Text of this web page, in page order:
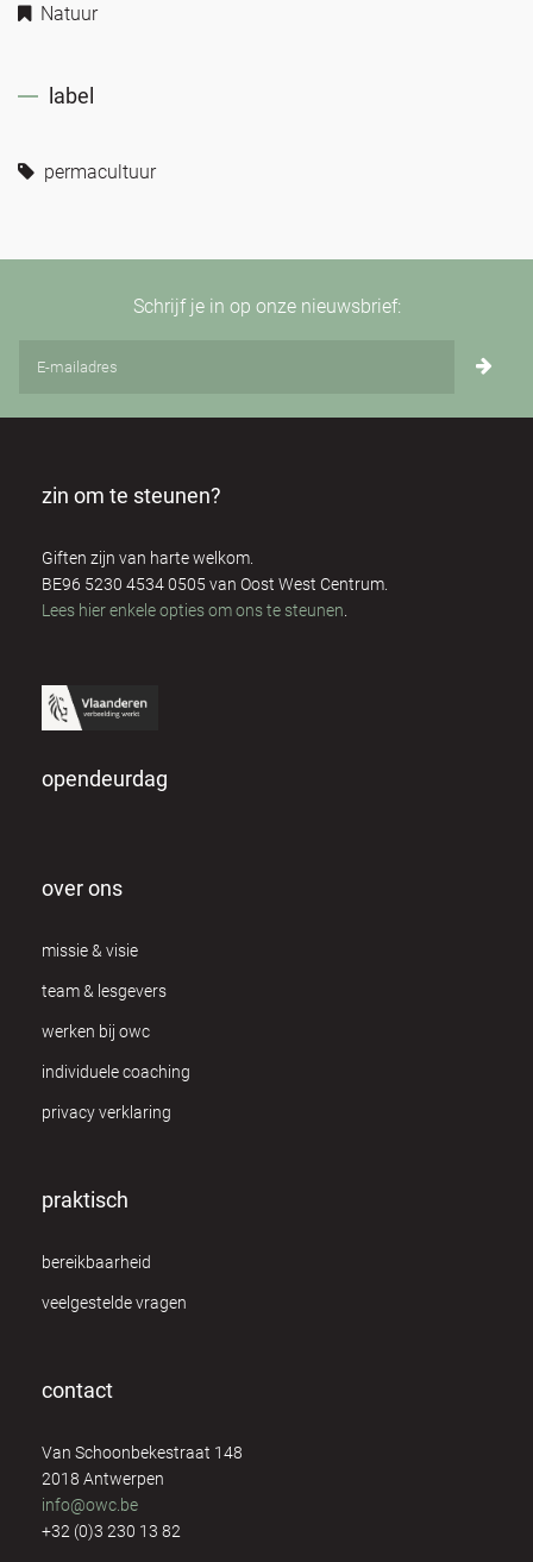
Natuur
label
permacultuur
Schrijf je in op onze nieuwsbrief:
zin om te steunen?
Giften zijn van harte welkom.
BE96 5230 4534 0505 van Oost West Centrum.
Lees hier enkele opties om ons te steunen
opendeurdag
over ons
missie & visie
team & lesgevers
werken bij owc
individuele coaching
privacy verklaring
praktisch
bereikbaarheid
veelgestelde vragen
contact
Van Schoonbekestraat 148
2018 Antwerpen
info@owc.be
+32 (0)3 230 13 82